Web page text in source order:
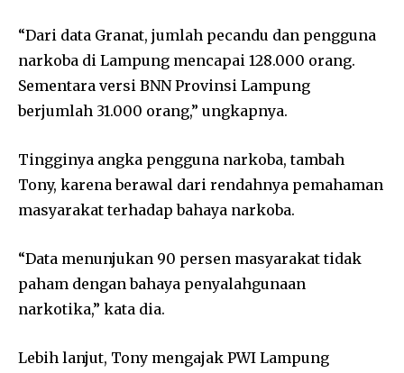
“Dari data Granat, jumlah pecandu dan pengguna
narkoba di Lampung mencapai 128.000 orang.
Sementara versi BNN Provinsi Lampung
berjumlah 31.000 orang,” ungkapnya.
Tingginya angka pengguna narkoba, tambah
Tony, karena berawal dari rendahnya pemahaman
masyarakat terhadap bahaya narkoba.
“Data menunjukan 90 persen masyarakat tidak
paham dengan bahaya penyalahgunaan
narkotika,” kata dia.
Lebih lanjut, Tony mengajak PWI Lampung